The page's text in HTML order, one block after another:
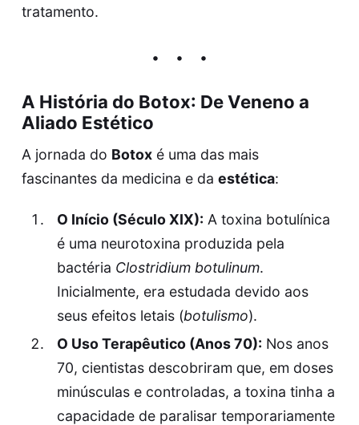
tratamento.
A História do Botox: De Veneno a
Aliado Estético
A jornada do Botoxé uma das mais
fascinantes da medicina e da estética:
O Início (Século XIX): A toxina botulínica
é uma neurotoxina produzida pela
bactéria Clostridium botulinum.
Inicialmente, era estudada devido aos
seus efeitos letais (botulismo).
O Uso Terapêutico (Anos 70): Nos anos
70, cientistas descobriram que, em doses
minúsculas e controladas, a toxina tinha a
capacidade de paralisar temporariamente